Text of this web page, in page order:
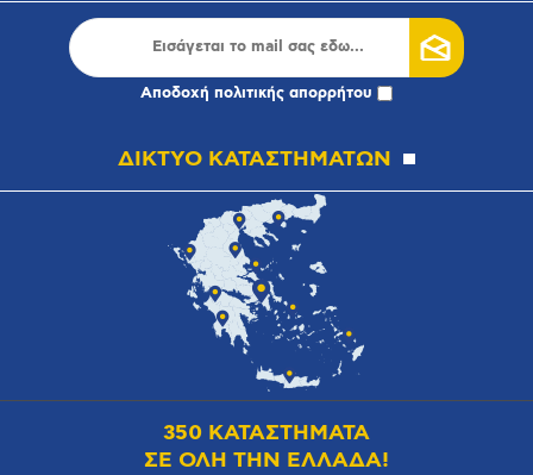
Αποδοχή πολιτικής απορρήτου
ΔΙΚΤΥΟ ΚΑΤΑΣΤΗΜΑΤΩΝ
350 ΚΑΤΑΣΤΗΜΑΤΑ
ΣΕ ΟΛΗ ΤΗΝ ΕΛΛΑΔΑ!